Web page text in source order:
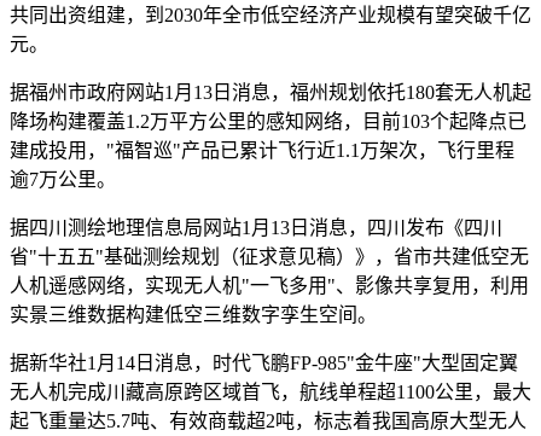
共同出资组建，到2030年全市低空经济产业规模有望突破千亿
元。
据福州市政府网站1月13日消息，福州规划依托180套无人机起
降场构建覆盖1.2万平方公里的感知网络，目前103个起降点已
建成投用，"福智巡"产品已累计飞行近1.1万架次，飞行里程
逾7万公里。
据四川测绘地理信息局网站1月13日消息，四川发布《四川
省"十五五"基础测绘规划（征求意见稿）》，省市共建低空无
人机遥感网络，实现无人机"一飞多用"、影像共享复用，利用
实景三维数据构建低空三维数字孪生空间。
据新华社1月14日消息，时代飞鹏FP-985"金牛座"大型固定翼
无人机完成川藏高原跨区域首飞，航线单程超1100公里，最大
起飞重量达5.7吨、有效商载超2吨，标志着我国高原大型无人